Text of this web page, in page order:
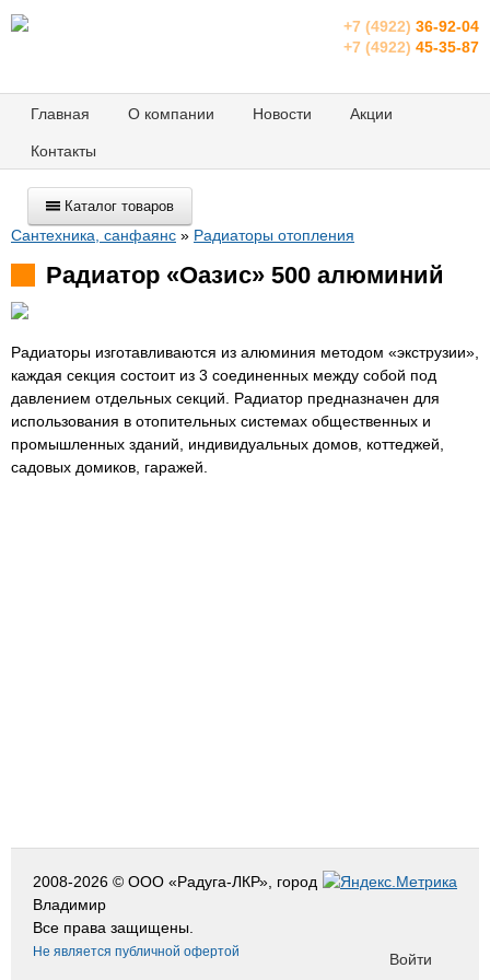
+7 (4922) 36-92-04
+7 (4922) 45-35-87
Главная О компании Новости Акции
Контакты
Каталог товаров
Сантехника, санфаянс » Радиаторы отопления
Радиатор «Оазис» 500 алюминий
Радиаторы изготавливаются из алюминия методом «экструзии»,
каждая секция состоит из 3 соединенных между собой под
давлением отдельных секций. Радиатор предназначен для
использования в отопительных системах общественных и
промышленных зданий, индивидуальных домов, коттеджей,
садовых домиков, гаражей.
2008-2026 © ООО «Радуга-ЛКР», город
Владимир
Все права защищены.
Не является публичной офертой Войти